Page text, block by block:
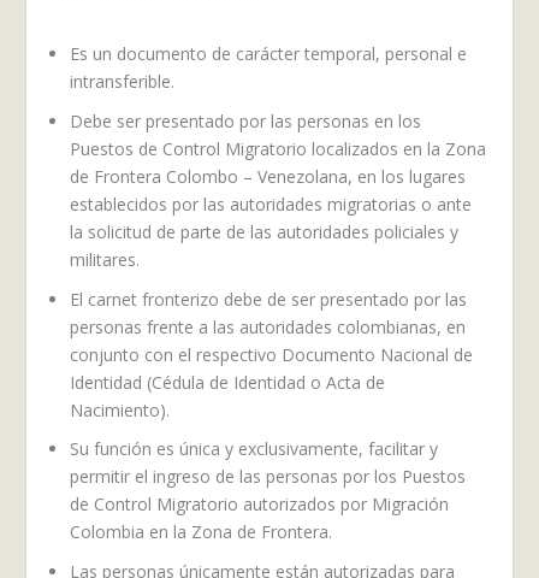
Es un documento de carácter temporal, personal e
intransferible.
Debe ser presentado por las personas en los
Puestos de Control Migratorio localizados en la Zona
de Frontera Colombo – Venezolana, en los lugares
establecidos por las autoridades migratorias o ante
la solicitud de parte de las autoridades policiales y
militares.
El carnet fronterizo debe de ser presentado por las
personas frente a las autoridades colombianas, en
conjunto con el respectivo Documento Nacional de
Identidad (Cédula de Identidad o Acta de
Nacimiento).
Su función es única y exclusivamente, facilitar y
permitir el ingreso de las personas por los Puestos
de Control Migratorio autorizados por Migración
Colombia en la Zona de Frontera.
Las personas únicamente están autorizadas para